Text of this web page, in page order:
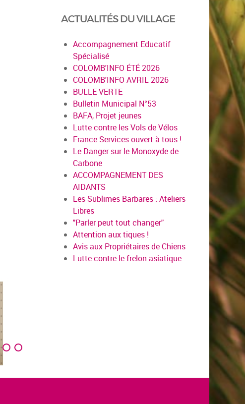
ACTUALITÉS DU VILLAGE
Accompagnement Educatif
Spécialisé
COLOMB'INFO ÉTÉ 2026
COLOMB'INFO AVRIL 2026
BULLE VERTE
Bulletin Municipal N°53
BAFA, Projet jeunes
Lutte contre les Vols de Vélos
France Services ouvert à tous !
Le Danger sur le Monoxyde de
Carbone
ACCOMPAGNEMENT DES
AIDANTS
Les Sublimes Barbares : Ateliers
Libres
"Parler peut tout changer"
Attention aux tiques !
Avis aux Propriétaires de Chiens
Lutte contre le frelon asiatique